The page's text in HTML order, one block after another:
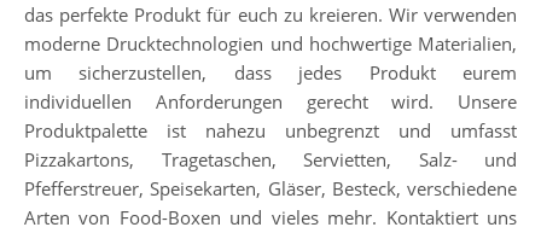
das perfekte Produkt für euch zu kreieren. Wir verwenden
moderne Drucktechnologien und hochwertige Materialien,
um sicherzustellen, dass jedes Produkt eurem
individuellen Anforderungen gerecht wird. Unsere
Produktpalette ist nahezu unbegrenzt und umfasst
Pizzakartons, Tragetaschen, Servietten, Salz- und
Pfefferstreuer, Speisekarten, Gläser, Besteck, verschiedene
Arten von Food-Boxen und vieles mehr. Kontaktiert uns